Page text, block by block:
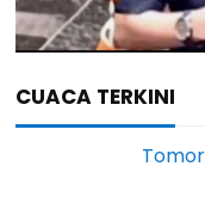
CUACA TERKINI